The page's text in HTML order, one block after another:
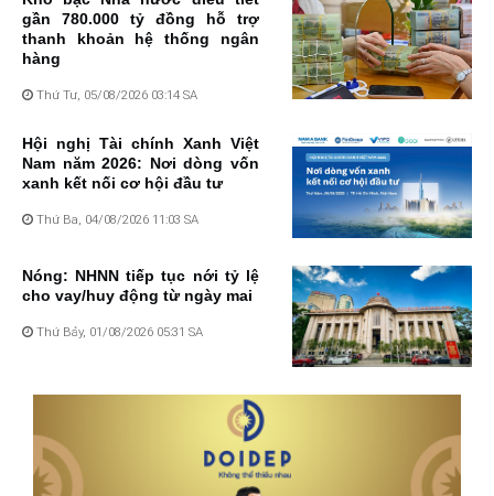
gần 780.000 tỷ đồng hỗ trợ
thanh khoản hệ thống ngân
hàng
Thứ Tư, 05/08/2026 03:14 SA
Hội nghị Tài chính Xanh Việt
Nam năm 2026: Nơi dòng vốn
xanh kết nối cơ hội đầu tư
Thứ Ba, 04/08/2026 11:03 SA
Nóng: NHNN tiếp tục nới tỷ lệ
cho vay/huy động từ ngày mai
Thứ Bảy, 01/08/2026 05:31 SA